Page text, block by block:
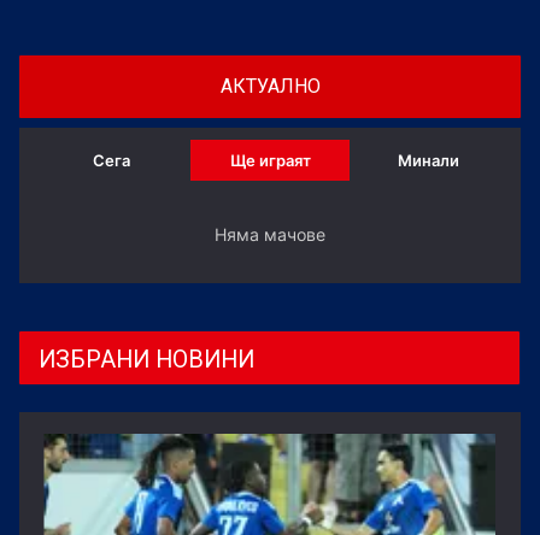
АКТУАЛНО
Сега Ще играят Минали
Няма мачове
ИЗБРАНИ НОВИНИ